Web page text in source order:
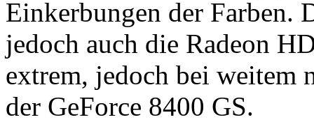
Einkerbungen der Farben.
jedoch auch die Radeon
extrem, jedoch bei weitem
der GeForce 8400 GS.